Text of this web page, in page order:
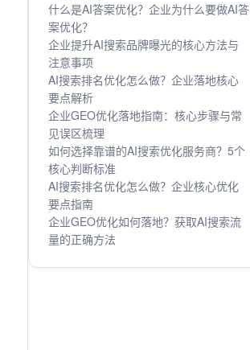
什么是AI答案优化？企业为什么要做AI答
案优化？
企业提升AI搜索品牌曝光的核心方法与
注意事项
AI搜索排名优化怎么做？企业落地核心
要点解析
企业GEO优化落地指南：核心步骤与常
见误区梳理
如何选择靠谱的AI搜索优化服务商？5个
核心判断标准
AI搜索排名优化怎么做？企业核心优化
要点指南
企业GEO优化如何落地？获取AI搜索流
量的正确方法